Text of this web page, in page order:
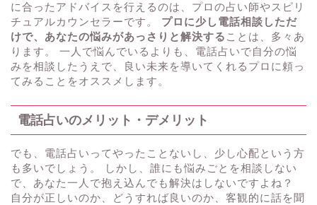
に合ったアドバイスを行えるのは、プロの占い師やスピリ
チュアルカウンセラーです。 プロに少し電話相談しただ
けで、あなたの悩みがあっさりと解決する ことは、多々あ
ります。 一人で悩んでいるよりも、電話占いで自分の悩
みを相談したうえで、良い未来を導いてくれるプロに頼っ
てみることをオススメします。
電話占いのメリット・デメリット
でも、電話占いってやったことないし、少し心配という方
も多いでしょう。 しかし、誰にも悩みごとを相談しない
で、あなた一人で抱え込んでも解決はしないですよね？
自分が正しいのか、どうすれば良いのか、客観的に話を聞